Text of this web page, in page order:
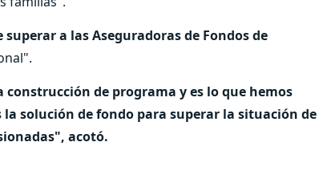
a las Aseguradoras de Fondos de
de programa y es lo que hemos
solución de fondo para superar la situación de
acotó.